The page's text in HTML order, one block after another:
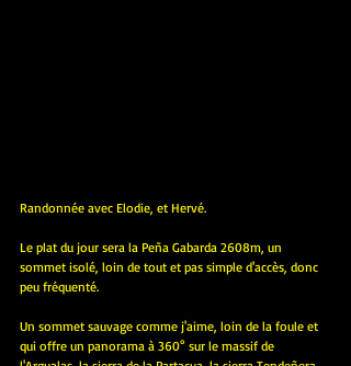
Randonnée avec Elodie, et Hervé.
Le plat du jour sera la Peña Gabarda 2608m, un
sommet isolé, loin de tout et pas simple d'accès, donc
peu fréquenté.
Un sommet sauvage comme j'aime, loin de la foule et
qui offre un panorama à 360° sur le massif de